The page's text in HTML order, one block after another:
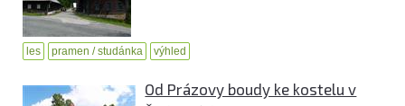
les pramen / studánka výhled
Od Prázovy boudy ke kostelu v